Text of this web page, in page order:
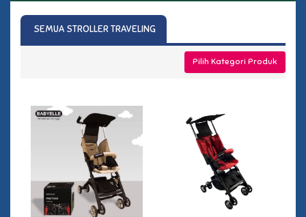
SEMUA STROLLER TRAVELING
Pilih Kategori Produk